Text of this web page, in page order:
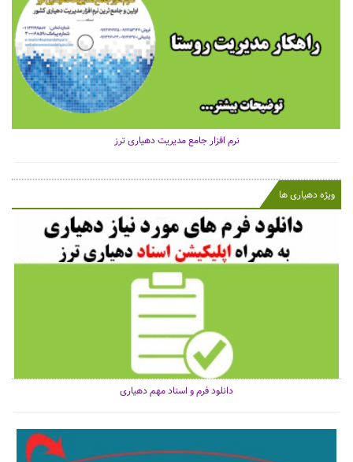
نرم افزار جامع مدیریت دهیاری ترز
ویژه دهیاری ها
دانلود فرم و اسناد مهم دهیاری